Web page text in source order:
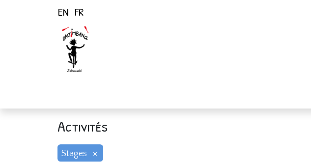
EN FR
Activités
Stages ×